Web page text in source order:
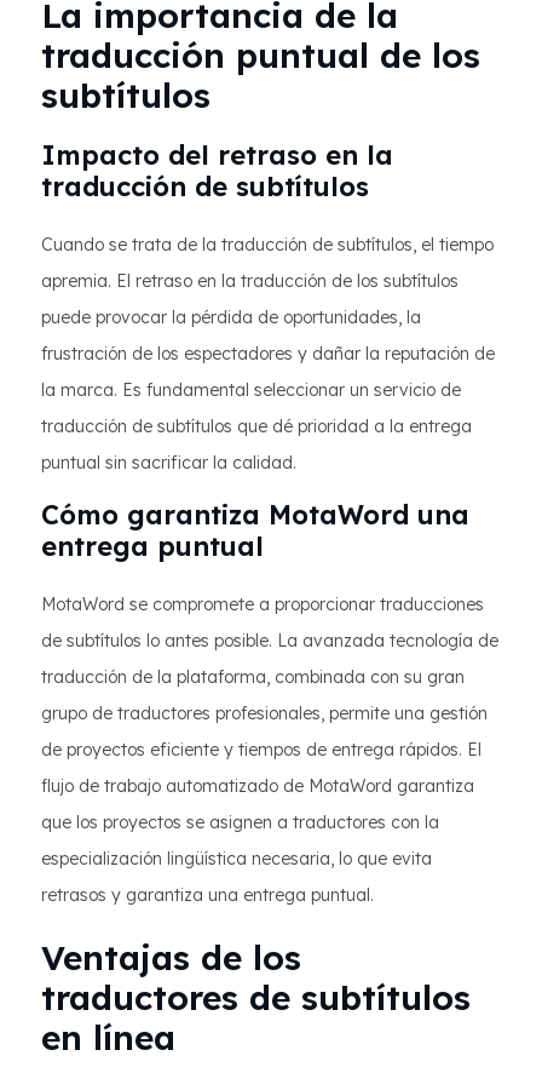
La importancia de la
traducción puntual de los
subtítulos
Impacto del retraso en la
traducción de subtítulos
Cuando se trata de la traducción de subtítulos, el tiempo
apremia. El retraso en la traducción de los subtítulos
puede provocar la pérdida de oportunidades, la
frustración de los espectadores y dañar la reputación de
la marca. Es fundamental seleccionar un servicio de
traducción de subtítulos que dé prioridad a la entrega
puntual sin sacrificar la calidad.
Cómo garantiza MotaWord una
entrega puntual
MotaWord se compromete a proporcionar traducciones
de subtítulos lo antes posible. La avanzada tecnología de
traducción de la plataforma, combinada con su gran
grupo de traductores profesionales, permite una gestión
de proyectos eficiente y tiempos de entrega rápidos. El
flujo de trabajo automatizado de MotaWord garantiza
que los proyectos se asignen a traductores con la
especialización lingüística necesaria, lo que evita
retrasos y garantiza una entrega puntual.
Ventajas de los
traductores de subtítulos
en línea